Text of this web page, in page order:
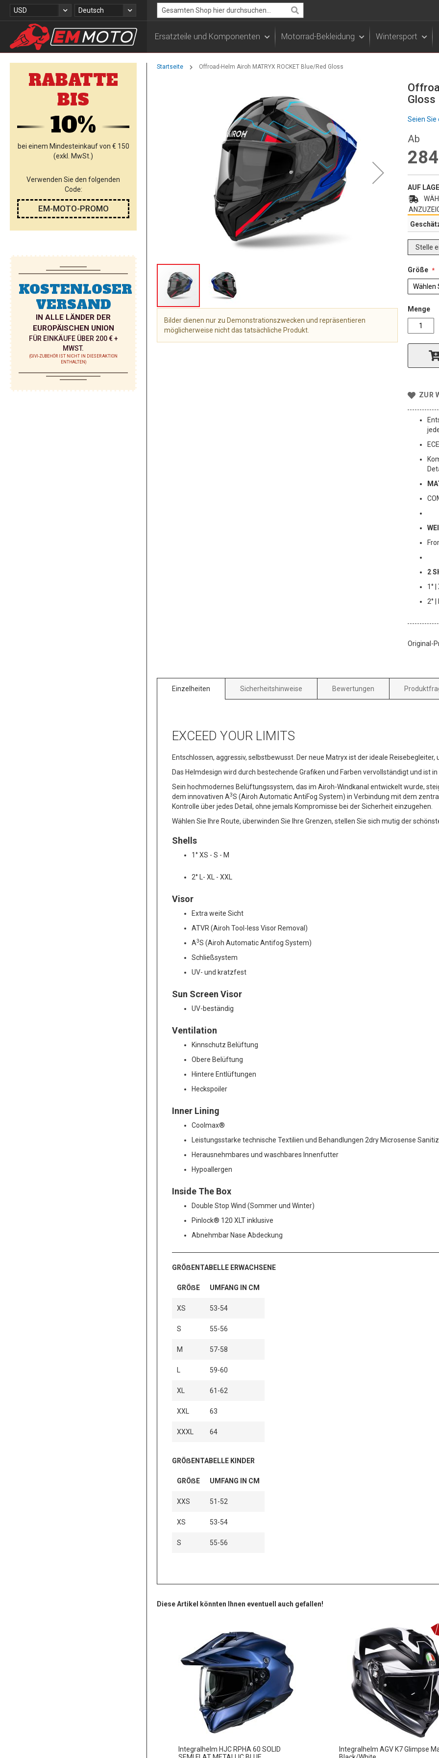
Zum
Inhalt
Währung
USD Sprache
Deutsch
Search
Ersatzteile und Komponenten Motorrad-Bekleidung Wintersport
Startseite Offroad-Helm Airoh MATRYX ROCKET Blue/Red Gloss
Gloss
Seien Sie
Ab
AUF
Stelle
Größe
Menge
ZUR
2
1°
2° |
Original-
Bilder dienen nur zu Demonstrationszwecken und repräsentieren
möglicherweise nicht das tatsächliche Produkt.
Einzelheiten
EXCEED YOUR LIMITS
Entschlossen, aggressiv, selbstbewusst. Der neue Matryx ist der ideale
Das Helmdesign wird durch bestechende Grafiken und Farben vervollständigt und ist
Sein hochmodernes Belüftungssystem, das im Airoh-Windkanal entwickelt wurde,
dem innovativen A3S (Airoh Automatic AntiFog System) in Verbindung mit dem
Kontrolle über jedes Detail, ohne jemals Kompromisse bei der Sicherheit einzugehen.
Wählen Sie Ihre Route, überwinden Sie Ihre Grenzen, stellen Sie sich mutig der
Shells
1° XS - S - M
2° L- XL - XXL
Visor
Extra weite Sicht
ATVR (Airoh Tool-less Visor Removal)
A3S (Airoh Automatic Antifog System)
Schließsystem
UV- und kratzfest
Sun Screen Visor
UV-beständig
Ventilation
Kinnschutz Belüftung
Obere Belüftung
Hintere Entlüftungen
Heckspoiler
Inner Lining
Coolmax®
Leistungsstarke technische Textilien und Behandlungen 2dry Microsense
Herausnehmbares und waschbares Innenfutter
Hypoallergen
Inside The Box
Double Stop Wind (Sommer und Winter)
Pinlock® 120 XLT inklusive
Abnehmbar Nase Abdeckung
GRÖẞENTABELLE ERWACHSENE
GRÖẞE UMFANG IN CM
XS 53-54
S 55-56
M 57-58
L 59-60
XL 61-62
XXL 63
XXXL 64
GRÖẞENTABELLE KINDER
GRÖẞE UMFANG IN CM
XXS 51-52
XS 53-54
S 55-56
Sicherheitshinweise Bewertungen
Diese Artikel könnten Ihnen eventuell auch gefallen!
Integralhelm HJC RPHA 60 SOLID
Integralhelm AGV K7 Glimpse
RABATTE
BIS
10%
bei einem Mindesteinkauf von € 150
(exkl. MwSt.)
Verwenden Sie den folgenden
Code:
EM-MOTO-PROMO
KOSTENLOSER
VERSAND
IN ALLE LÄNDER DER
EUROPÄISCHEN UNION
FÜR EINKÄUFE ÜBER 200 € +
MWST.
(GIVI-ZUBEHÖR IST NICHT IN DIESER AKTION
ENTHALTEN)